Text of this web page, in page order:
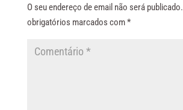
O seu endereço de email não será publicado.
obrigatórios marcados com*